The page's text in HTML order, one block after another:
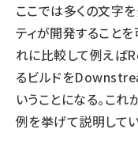
ここでは多くの文字
ティが開発すること
れに比較して例えば
るビルドを
いうことになる。こ
例を挙げて説明してい